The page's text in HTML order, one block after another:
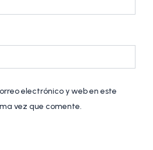
electrónico y web en este
vez que comente.